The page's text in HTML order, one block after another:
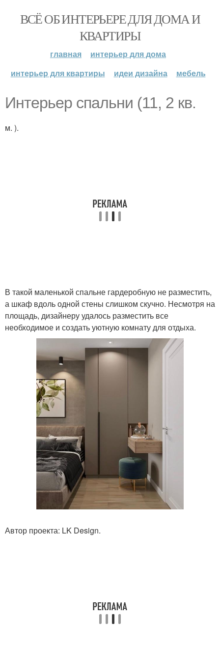
ВСЁ ОБ ИНТЕРЬЕРЕ ДЛЯ ДОМА И
КВАРТИРЫ
главная
интерьер для дома
интерьер для квартиры
идеи дизайна мебель
Интерьер спальни (11, 2 кв.
м. ).
В такой маленькой спальне гардеробную не разместить,
а шкаф вдоль одной стены слишком скучно. Несмотря на
площадь, дизайнеру удалось разместить все
необходимое и создать уютную комнату для отдыха.
Автор проекта: LK Design.